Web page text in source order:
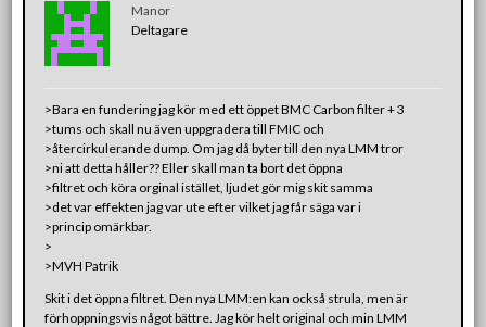
Manor
Deltagare
>Bara en fundering jag kör med ett öppet BMC Carbon filter + 3
>tums och skall nu även uppgradera till FMIC och
>återcirkulerande dump. Om jag då byter till den nya LMM tror
>ni att detta håller?? Eller skall man ta bort det öppna
>filtret och köra orginal istället, ljudet gör mig skit samma
>det var effekten jag var ute efter vilket jag får säga var i
>princip omärkbar.
>
>MVH Patrik
Skit i det öppna filtret. Den nya LMM:en kan också strula, men är
förhoppningsvis något bättre. Jag kör helt original och min LMM